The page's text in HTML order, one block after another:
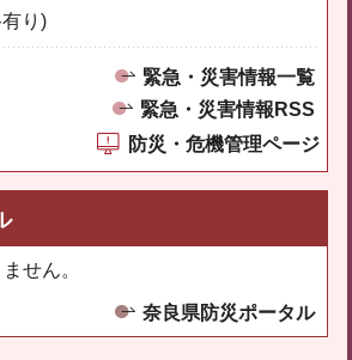
り)
緊急・災害情報一覧
緊急・災害情報RSS
防災・危機管理ページ
せん。
奈良県防災ポータル